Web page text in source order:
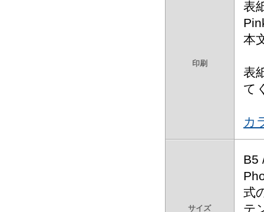
印刷
表
本
表
て
カ
サイズ
B5
式
テ